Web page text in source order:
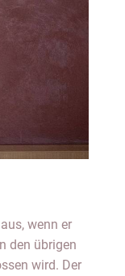
wenn er
den übrigen
wird. Der